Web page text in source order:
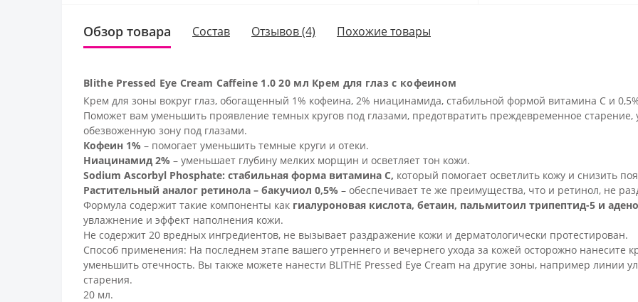
Обзор товара Состав Отзывов (4) Похожие товары
Blithe Pressed Eye Cream Caffeine 1.0 20 мл Крем для глаз с кофеином
Крем для зоны вокруг глаз, обогащенный 1% кофеина, 2% ниацинамида, стабильной формой витамина С и
Поможет вам уменьшить проявление темных кругов под глазами, предотвратить преждевременное старение,
обезвоженную зону под глазами.
Кофеин 1% – помогает уменьшить темные круги и отеки.
Ниацинамид 2% – уменьшает глубину мелких морщин и осветляет тон кожи.
Sodium Ascorbyl Phosphate: стабильная форма витамина С, который помогает осветлить кожу и снизить
Растительный аналог ретинола – бакучиол 0,5% – обеспечивает те же преимущества, что и ретинол, не
Формула содержит такие компоненты как гиалуроновая кислота, бетаин, пальмитоил трипептид-5 и
увлажнение и эффект наполнения кожи.
Не содержит 20 вредных ингредиентов, не вызывает раздражение кожи и дерматологически протестирован.
Способ применения: На последнем этапе вашего утреннего и вечернего ухода за кожей осторожно нанесите
уменьшить отечность. Вы также можете нанести BLITHE Pressed Eye Cream на другие зоны, например линии
старения.
20 мл.